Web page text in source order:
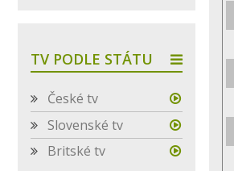
TV PODLE STÁTU
České tv
Slovenské tv
Britské tv